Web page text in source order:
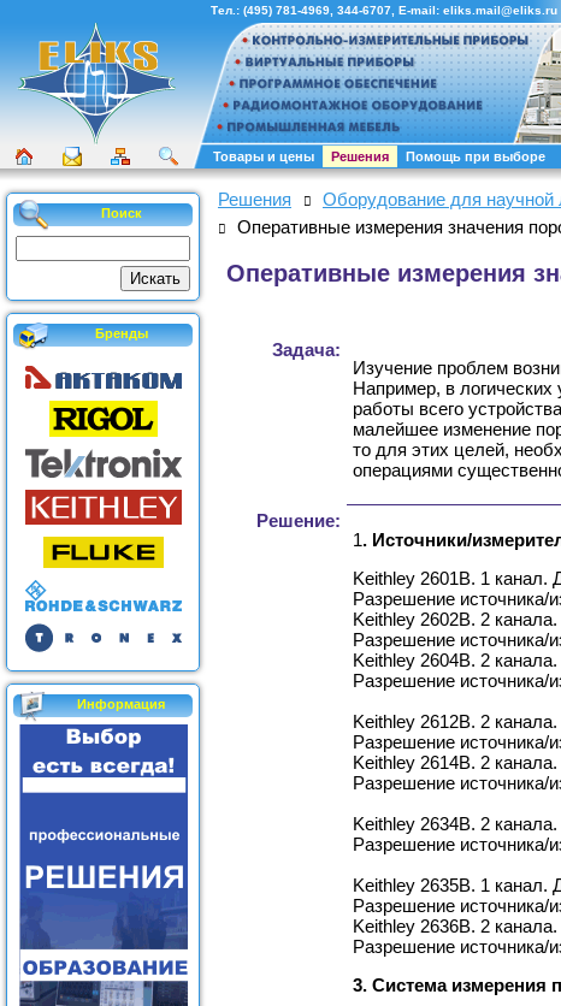
Тел.: (495) 781-4969 344-6707 , E-mail: eliks.mail@eliks.ru
Товары и цены Решения Помощь при выборе
Поиск
Бренды
Информация
Решения Оборудование для научной
Оперативные измерения значения
Оперативные измерения
Задача:
Изучение проблем
Например, в логических
работы всего
малейшее изменение
то для этих целей,
операциями
Решение:
1. Источники/
Keithley 2601B. 1 канал.
Разрешение источника/
Keithley 2602B. 2
Разрешение источника/
Keithley 2604B. 2
Разрешение источника/
Keithley 2612B. 2
Разрешение источника/
Keithley 2614B. 2
Разрешение источника/
Keithley 2634B. 2
Разрешение
Keithley 2635B. 1 канал.
Разрешение
Keithley 2636B. 2
Разрешение
3. Система измерения